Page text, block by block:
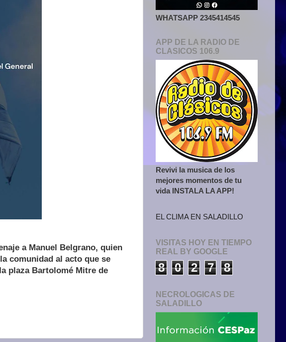
a Manuel Belgrano, quien
comunidad al acto que se
plaza Bartolomé Mitre de
WHATSAPP 2345414545
APP DE LA RADIO DE
CLASICOS 106.9
Revivi la musica de los
mejores momentos de tu
vida INSTALA LA APP!
EL CLIMA EN SALADILLO
VISITAS HOY EN TIEMPO
REAL BY GOOGLE
8 0 2 7 8
NECROLOGICAS DE
SALADILLO